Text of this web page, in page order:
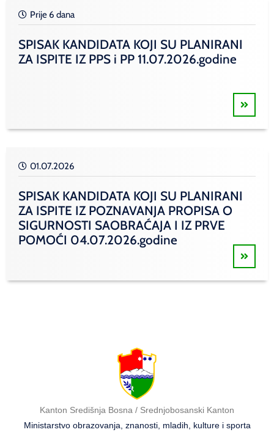
Prije 6 dana
SPISAK KANDIDATA KOJI SU PLANIRANI
ZA ISPITE IZ PPS i PP 11.07.2026.godine
01.07.2026
SPISAK KANDIDATA KOJI SU PLANIRANI
ZA ISPITE IZ POZNAVANJA PROPISA O
SIGURNOSTI SAOBRAĆAJA I IZ PRVE
POMOĆI 04.07.2026.godine
Kanton Središnja Bosna / Srednjobosanski Kanton
Ministarstvo obrazovanja, znanosti, mladih, kulture i sporta